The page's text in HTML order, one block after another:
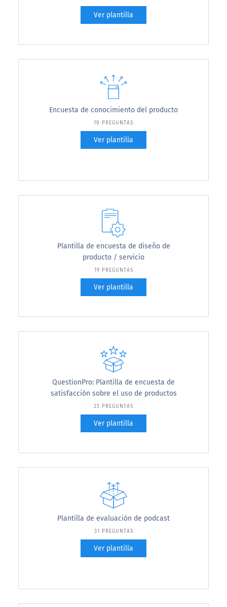
Ver plantilla
Encuesta de conocimiento del producto
10 PREGUNTAS
Ver plantilla
Plantilla de encuesta de diseño de
producto / servicio
19 PREGUNTAS
Ver plantilla
QuestionPro: Plantilla de encuesta de
satisfacción sobre el uso de productos
25 PREGUNTAS
Ver plantilla
Plantilla de evaluación de podcast
31 PREGUNTAS
Ver plantilla